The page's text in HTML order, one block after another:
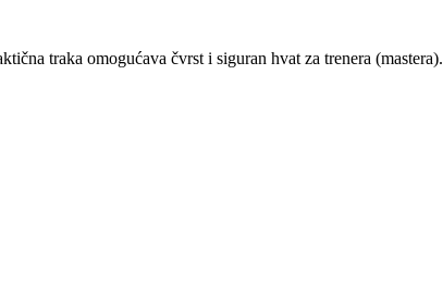
traka omogućava čvrst i siguran hvat za trenera (mastera).